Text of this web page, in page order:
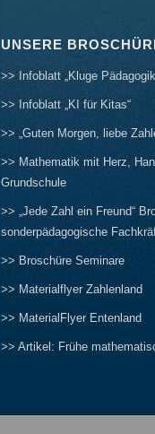
UNSERE
>> Infoblatt „Kluge
>> Infoblatt „KI für Kitas“
>> „Guten Morgen, liebe
>> Mathematik mit Herz,
Grundschule
>> „Jede Zahl ein Freund“
sonderpädagogische
>> Broschüre Seminare
>> Materialflyer Zahlenland
>> MaterialFlyer Entenland
>> Artikel: Frühe